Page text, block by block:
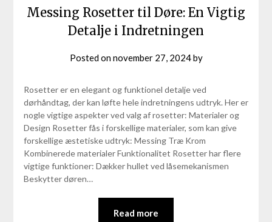
Messing Rosetter til Døre: En Vigtig
Detalje i Indretningen
Posted onnovember 27, 2024by
Rosetter er en elegant og funktionel detalje ved
dørhåndtag, der kan løfte hele indretningens udtryk. Her er
nogle vigtige aspekter ved valg af rosetter: Materialer og
Design Rosetter fås i forskellige materialer, som kan give
forskellige æstetiske udtryk: Messing Træ Krom
Kombinerede materialer Funktionalitet Rosetter har flere
vigtige funktioner: Dækker hullet ved låsemekanismen
Beskytter døren…
Read more